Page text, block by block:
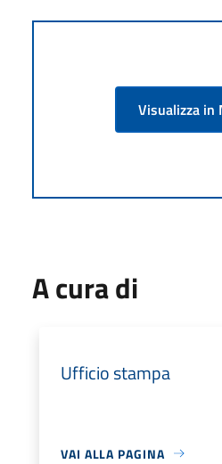
Visualizza in
A cura di
Ufficio stampa
VAI ALLA PAGINA